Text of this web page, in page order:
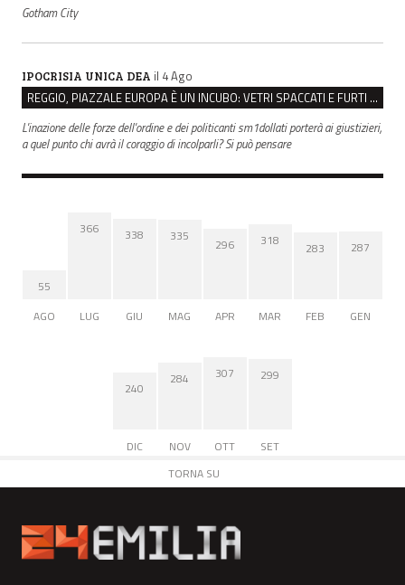
Gotham City
IPOCRISIA UNICA DEA il 4 Ago
REGGIO, PIAZZALE EUROPA È UN INCUBO: VETRI SPACCATI E FURTI SULLE AUTO IN SOSTA
L'inazione delle forze dell'ordine e dei politicanti sm1dollati porterà ai giustizieri,
a quel punto chi avrà il coraggio di incolparli? Si può pensare
55
AGO
366
LUG
338
GIU
335
MAG
296
APR
318
MAR
283
FEB
287
GEN
240
DIC
284
NOV
307
OTT
299
SET
TORNA SU